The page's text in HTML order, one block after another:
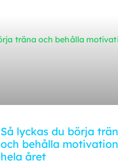
Så lyckas du börja
och behålla
hela året